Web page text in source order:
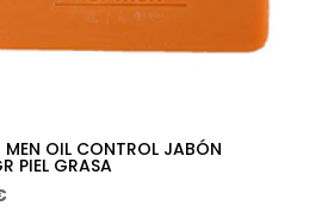
MEN OIL CONTROL JABÓN
PIEL GRASA
El